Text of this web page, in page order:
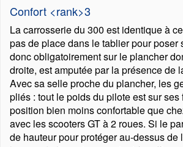
Confort <rank>3
La carrosserie du 300 est identique à
pas de place dans le tablier pour poser
donc obligatoirement sur le plancher
droite, est amputée par la présence de
Avec sa selle proche du plancher, les
pliés : tout le poids du pilote est sur ses
position bien moins confortable que
avec les scooters GT à 2 roues. Si le
de hauteur pour protéger au-dessus de